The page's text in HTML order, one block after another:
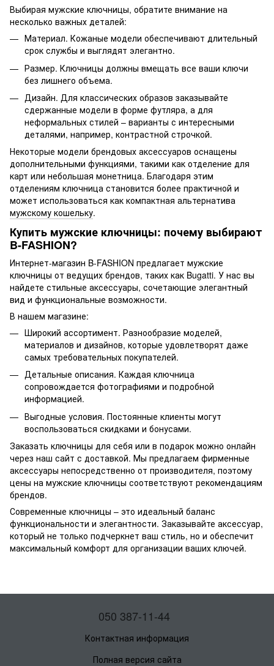
Выбирая мужские ключницы, обратите внимание на
несколько важных деталей:
Материал. Кожаные модели обеспечивают длительный
срок службы и выглядят элегантно.
Размер. Ключницы должны вмещать все ваши ключи
без лишнего объема.
Дизайн. Для классических образов заказывайте
сдержанные модели в форме футляра, а для
неформальных стилей – варианты с интересными
деталями, например, контрастной строчкой.
Некоторые модели брендовых аксессуаров оснащены
дополнительными функциями, такими как отделение для
карт или небольшая монетница. Благодаря этим
отделениям ключница становится более практичной и
может использоваться как компактная альтернатива
мужскому кошельку.
Купить мужские ключницы: почему выбирают
B-FASHION?
Интернет-магазин B-FASHION предлагает мужские
ключницы от ведущих брендов, таких как Bugatti. У нас вы
найдете стильные аксессуары, сочетающие элегантный
вид и функциональные возможности.
В нашем магазине:
Широкий ассортимент. Разнообразие моделей,
материалов и дизайнов, которые удовлетворят даже
самых требовательных покупателей.
Детальные описания. Каждая ключница
сопровождается фотографиями и подробной
информацией.
Выгодные условия. Постоянные клиенты могут
воспользоваться скидками и бонусами.
Заказать ключницы для себя или в подарок можно онлайн
через наш сайт с доставкой. Мы предлагаем фирменные
аксессуары непосредственно от производителя, поэтому
цены на мужские ключницы соответствуют рекомендациям
брендов.
Современные ключницы – это идеальный баланс
функциональности и элегантности. Заказывайте аксессуар,
который не только подчеркнет ваш стиль, но и обеспечит
максимальный комфорт для организации ваших ключей.
050 387-11-44
Контактная информация
Полная версия сайта